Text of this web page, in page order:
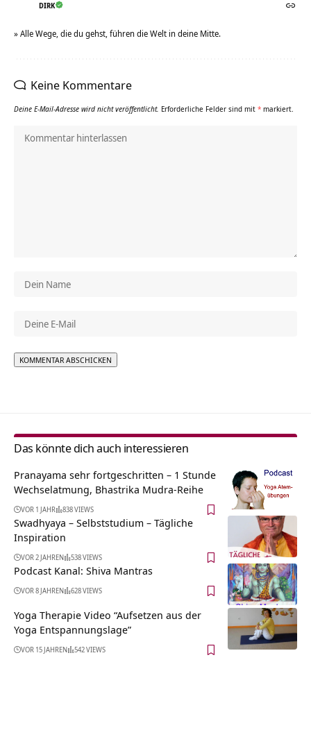
DIRK
» Alle Wege, die du gehst, führen die Welt in deine Mitte.
Keine Kommentare
Deine E-Mail-Adresse wird nicht veröffentlicht. Erforderliche Felder sind mit * markiert.
Das könnte dich auch interessieren
Pranayama sehr fortgeschritten – 1 Stunde
Wechselatmung, Bhastrika Mudra-Reihe
VOR 1 JAHR 838 VIEWS
Swadhyaya – Selbststudium – Tägliche
Inspiration
VOR 2 JAHREN 538 VIEWS
Podcast Kanal: Shiva Mantras
VOR 8 JAHREN 628 VIEWS
Yoga Therapie Video “Aufsetzen aus der
Yoga Entspannungslage”
VOR 15 JAHREN 542 VIEWS